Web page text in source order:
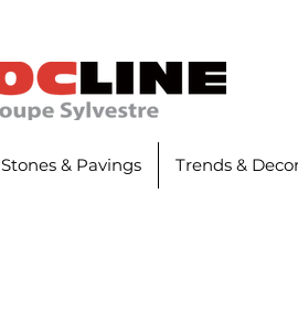
Stones & Pavings Trends &